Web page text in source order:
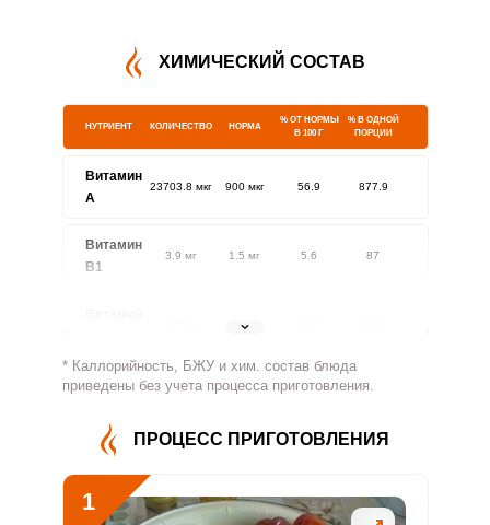
ХИМИЧЕСКИЙ СОСТАВ
НУТРИЕНТ КОЛИЧЕСТВО НОРМА
% ОТ НОРМЫ
В 100 Г
% В ОДНОЙ
ПОРЦИИ
Витамин
A
23703.8 мкг 900 мкг 56.9 877.9
Витамин
В1
3.9 мг 1.5 мг 5.6 87
1.8 мг
Витамин
292.4 мг 500 мг 1.3 19.5
Витамин
В5
Витамин
* Каллорийность, БЖУ и хим. состав блюда
приведены без учета процесса приготовления.
ПРОЦЕСС ПРИГОТОВЛЕНИЯ
1